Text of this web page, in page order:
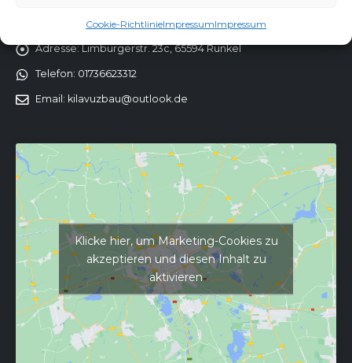
Cookie-RichtlinieImpressumImpressum
Adresse: Limburgerstr. 23c, 65594 Runkel
Telefon: 01736623312
Email: kilavuzbau@outlook.de
Klicke hier, um Marketing-Cookies zu
akzeptieren und diesen Inhalt zu
aktivieren